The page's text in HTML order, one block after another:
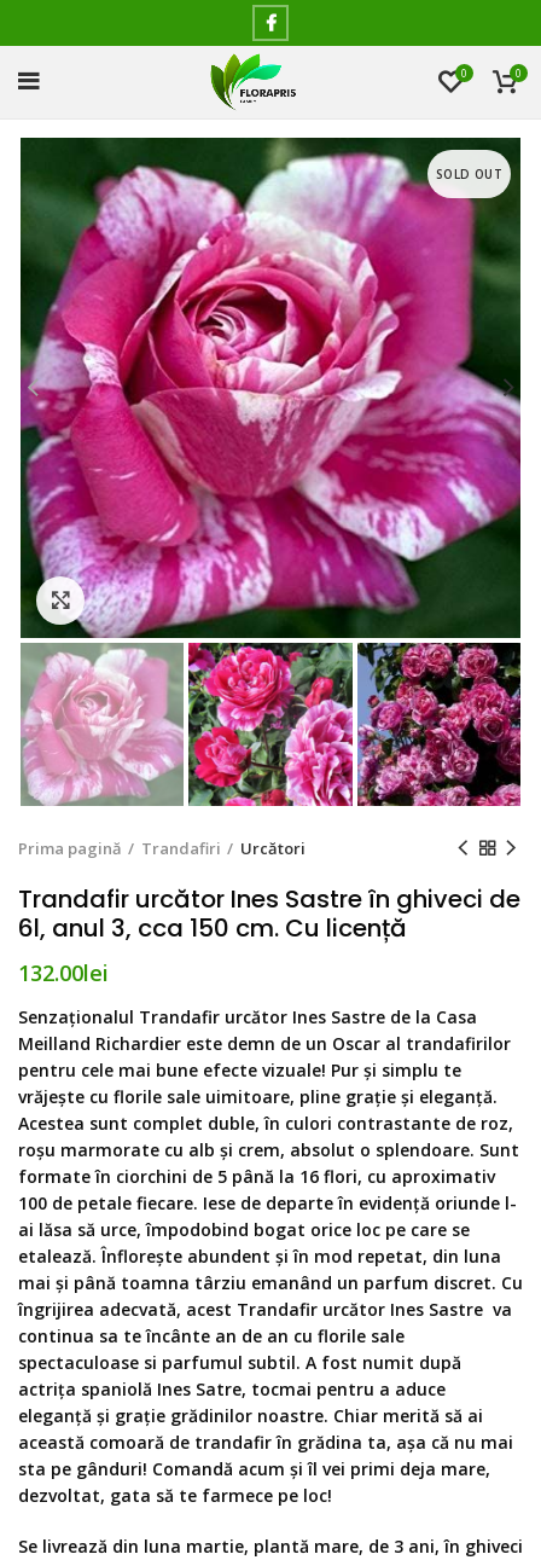
0 0
SOLD OUT
Click to enlarge
Prima pagină Trandafiri Urcători
Trandafir urcător Ines Sastre în ghiveci de
6l, anul 3, cca 150 cm. Cu licență
132.00lei
Senzaționalul Trandafir urcător Ines Sastre de la Casa
Meilland Richardier este demn de un Oscar al trandafirilor
pentru cele mai bune efecte vizuale! Pur și simplu te
vrăjește cu florile sale uimitoare, pline grație și eleganță.
Acestea sunt complet duble, în culori contrastante de roz,
roșu marmorate cu alb și crem, absolut o splendoare. Sunt
formate în ciorchini de 5 până la 16 flori, cu aproximativ
100 de petale fiecare. Iese de departe în evidență oriunde l-
ai lăsa să urce, împodobind bogat orice loc pe care se
etalează. Înflorește abundent și în mod repetat, din luna
mai și până toamna târziu emanând un parfum discret. Cu
îngrijirea adecvată, acest Trandafir urcător Ines Sastre va
continua sa te încânte an de an cu florile sale
spectaculoase si parfumul subtil. A fost numit după
actrița spaniolă Ines Satre, tocmai pentru a aduce
eleganță și grație grădinilor noastre. Chiar merită să ai
această comoară de trandafir în grădina ta, așa că nu mai
sta pe gânduri! Comandă acum și îl vei primi deja mare,
dezvoltat, gata să te farmece pe loc!
Se livrează din luna martie, plantă mare, de 3 ani, în ghiveci